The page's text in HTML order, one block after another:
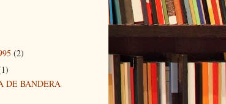
(2)
DE BANDERA